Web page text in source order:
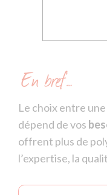
En bref…
Le choix entre
dépend de vos
offrent plus de
l’expertise, la